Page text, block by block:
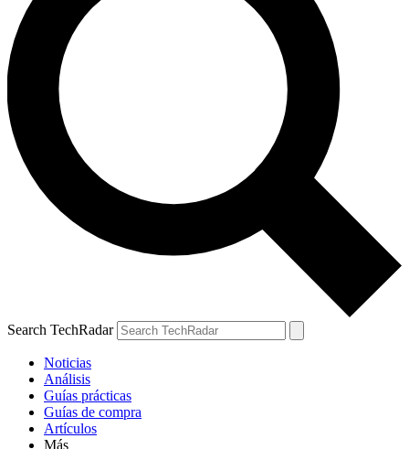
Search TechRadar
Noticias
Análisis
Guías prácticas
Guías de compra
Artículos
Más